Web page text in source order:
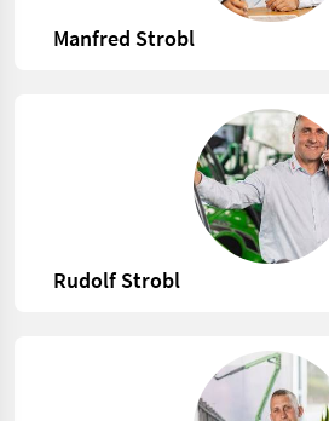
Manfred Strobl
Rudolf Strobl